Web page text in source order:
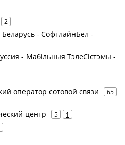
2
- СофтлайнБел -
- Мабільныя ТэлеСістэмы -
оператор сотовой связи
65
центр 5 1